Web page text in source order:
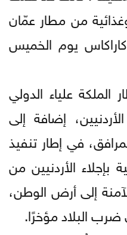
من مطار عمّان
كاراكاس يوم الخميس
علياء الدولي
إضافة إلى
في إطار تنفيذ
بإجلاء الأردنيين من
إلى أرض الوطن،
ضرب البلاد مؤخرًا.